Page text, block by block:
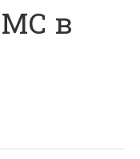
в